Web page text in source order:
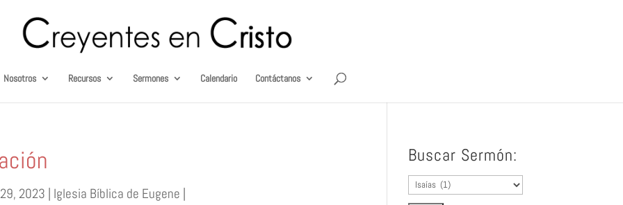
Nosotros Recursos Sermones Calendario Contáctanos
2023 | Iglesia Bíblica de Eugene |
Buscar Sermón: